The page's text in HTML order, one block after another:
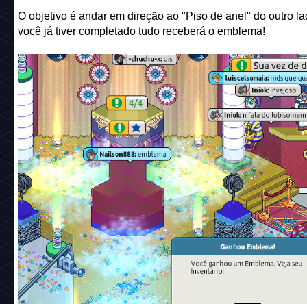
O objetivo é andar em direção ao "Piso de anel" do outro
você já tiver completado tudo receberá o emblema!